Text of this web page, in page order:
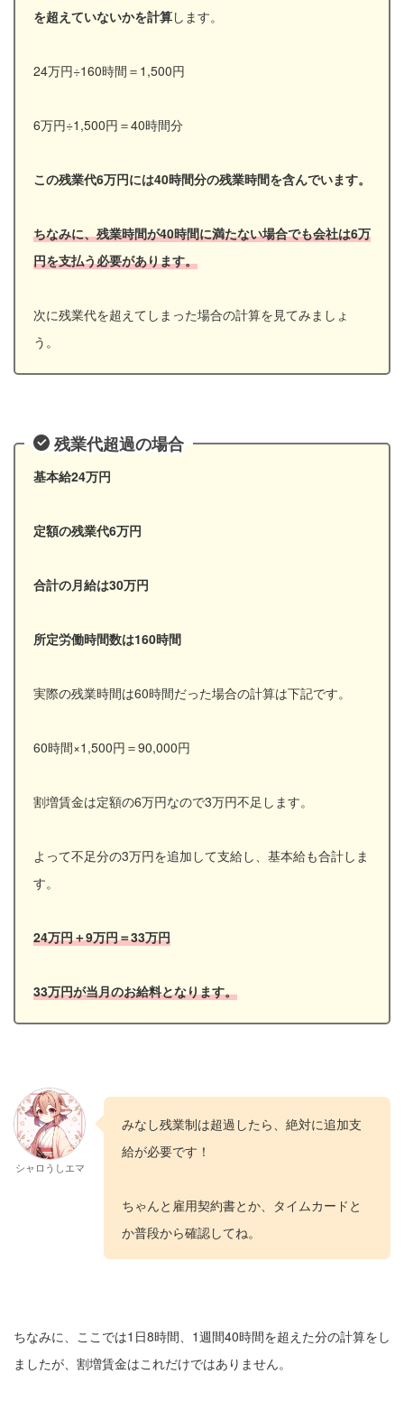
を超えていないかを計算します。
24万円÷160時間＝1,500円
6万円÷1,500円＝40時間分
この残業代6万円には40時間分の残業時間を含んでいます。
ちなみに、残業時間が40時間に満たない場合でも会社は6万
円を支払う必要があります。
次に残業代を超えてしまった場合の計算を見てみましょ
う。
残業代超過の場合
基本給24万円
定額の残業代6万円
合計の月給は30万円
所定労働時間数は160時間
実際の残業時間は60時間だった場合の計算は下記です。
60時間×1,500円＝90,000円
割増賃金は定額の6万円なので3万円不足します。
よって不足分の3万円を追加して支給し、基本給も合計しま
す。
24万円＋9万円＝33万円
33万円が当月のお給料となります。
シャロうしエマ
みなし残業制は超過したら、絶対に追加支
給が必要です！
ちゃんと雇用契約書とか、タイムカードと
か普段から確認してね。
ちなみに、ここでは1日8時間、1週間40時間を超えた分の計算をし
ましたが、割増賃金はこれだけではありません。